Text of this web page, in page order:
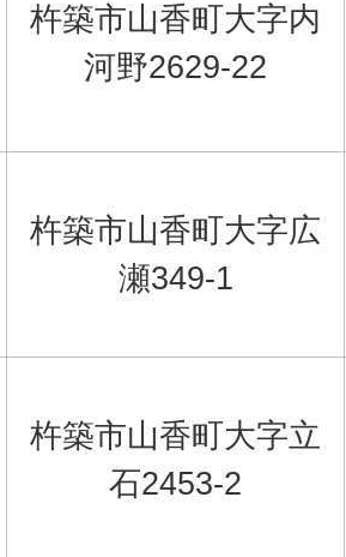
杵築市山香町大字内
河野2629-22
杵築市山香町大字広
瀬349-1
杵築市山香町大字立
石2453-2